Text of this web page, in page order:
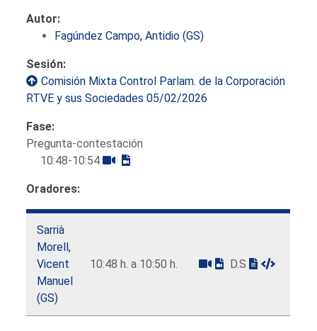
Autor:
Fagúndez Campo, Antidio (GS)
Sesión:
Comisión Mixta Control Parlam. de la Corporación
RTVE y sus Sociedades 05/02/2026
Fase:
Pregunta-contestación
10:48-10:54
Oradores:
Sarrià
Morell,
Vicent
Manuel
(GS)
10:48 h. a 10:50 h. D.S